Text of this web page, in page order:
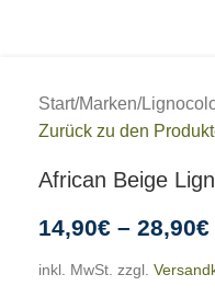
Start/Marken/
Zurück zu den
African Beige
14,90€ – 28,90€
inkl. MwSt. zzgl.